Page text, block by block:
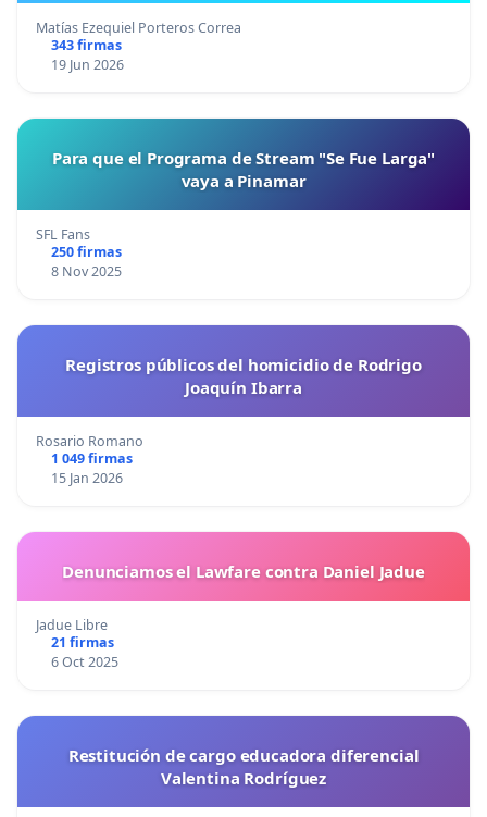
Matías Ezequiel Porteros Correa
343 firmas
19 Jun 2026
Para que el Programa de Stream "Se Fue Larga"
vaya a Pinamar
SFL Fans
250 firmas
8 Nov 2025
Registros públicos del homicidio de Rodrigo
Joaquín Ibarra
Rosario Romano
1 049 firmas
15 Jan 2026
Denunciamos el Lawfare contra Daniel Jadue
Jadue Libre
21 firmas
6 Oct 2025
Restitución de cargo educadora diferencial
Valentina Rodríguez